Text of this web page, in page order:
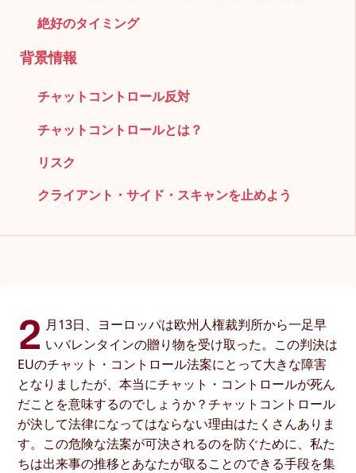
絶好のタイミング
背景情報
チャットコントロール反対
チャットコントロールとは？
リスク
クライアント・サイド・スキャンを止めよう
2 月13日、ヨーロッパは欧州人権裁判所から一足早
いバレンタインの贈り物を受け取った。この判決は
EUのチャット・コントロール法案にとって大きな障害
となりましたが、本当にチャット・コントロールが死ん
だことを意味するのでしょうか？チャットコントロール
が決して法律になってはならない理由はたくさんありま
す。この危険な法案が可決されるのを防ぐために、私た
ちは出来事の推移とあなたが取ることのできる手段を集